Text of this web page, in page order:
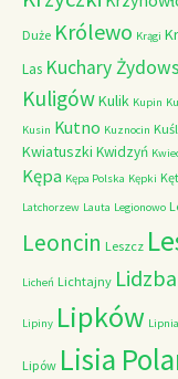
Duże Królewo Krągi
Las Kuchary
KuligówKulik Kupin
Kusin Kutno Kuznocin
Kwiatuszki Kwidzyń
Kępa Kępa Polska Kępki
Latchorzew Lauta Legionowo
Leoncin Leszcz
Licheń Lichtajny
Lipiny Lipków
Lipów Lisia